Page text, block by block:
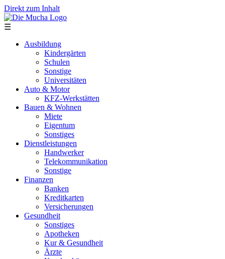
Direkt zum Inhalt
☰
Ausbildung
Kindergärten
Schulen
Sonstige
Universitäten
Auto & Motor
KFZ-Werkstätten
Bauen & Wohnen
Miete
Eigentum
Sonstiges
Dienstleistungen
Handwerker
Telekommunikation
Sonstige
Finanzen
Banken
Kreditkarten
Versicherungen
Gesundheit
Sonstiges
Apotheken
Kur & Gesundheit
Ärzte